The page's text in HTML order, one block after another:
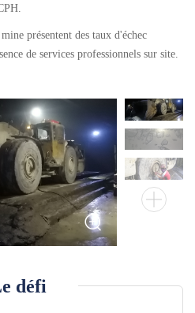
présentent des taux d'échec
de services professionnels sur site.
défi